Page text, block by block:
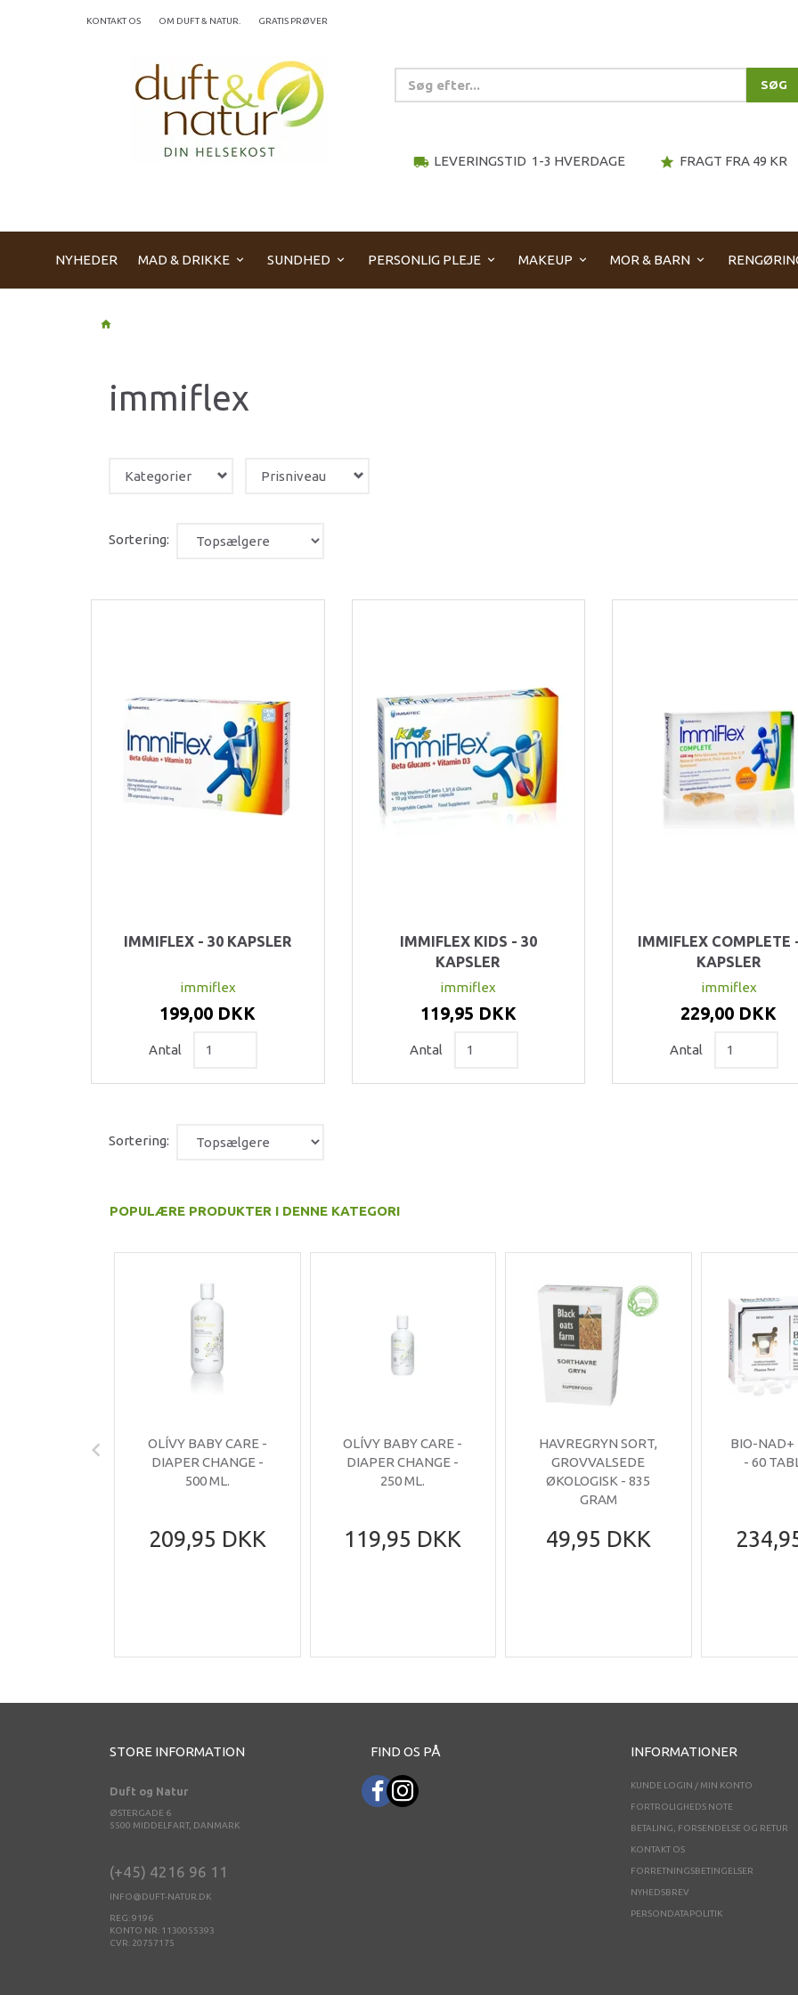
KONTAKT OS OM DUFT & NATUR. GRATIS PRØVER
SØG
local_shipping LEVERINGSTID 1-3 HVERDAGE star FRAGT FRA 49 KR
NYHEDER MAD & DRIKKE SUNDHED PERSONLIG PLEJE MAKEUP MOR & BARN
immiflex
Kategorier Prisniveau
Sortering:
IMMIFLEX - 30 KAPSLER
immiflex
199,00 DKK
Antal
IMMIFLEX KIDS - 30
KAPSLER
immiflex
119,95 DKK
Antal
IMMIFLEX COMPLETE
KAPSLER
immiflex
229,00 DKK
Antal
Sortering:
POPULÆRE PRODUKTER I DENNE KATEGORI
OLÍVY BABY CARE -
DIAPER CHANGE -
500 ML.
209,95 DKK
OLÍVY BABY CARE -
DIAPER CHANGE -
250 ML.
119,95 DKK
HAVREGRYN SORT,
GROVVALSEDE
ØKOLOGISK - 835
GRAM
49,95 DKK
BIO-NAD+
- 60
STORE INFORMATION
Duft og Natur
ØSTERGADE 6
5500 MIDDELFART, DANMARK
(+45) 4216 96 11
INFO@DUFT-NATUR.DK
REG: 9196
KONTO NR: 1130055393
CVR: 20757175
FIND OS PÅ INFORMATIONER
KUNDE LOGIN / MIN KONTO
FORTROLIGHEDS NOTE
BETALING, FORSENDELSE OG RETUR
KONTAKT OS
FORRETNINGSBETINGELSER
NYHEDSBREV
PERSONDATAPOLITIK